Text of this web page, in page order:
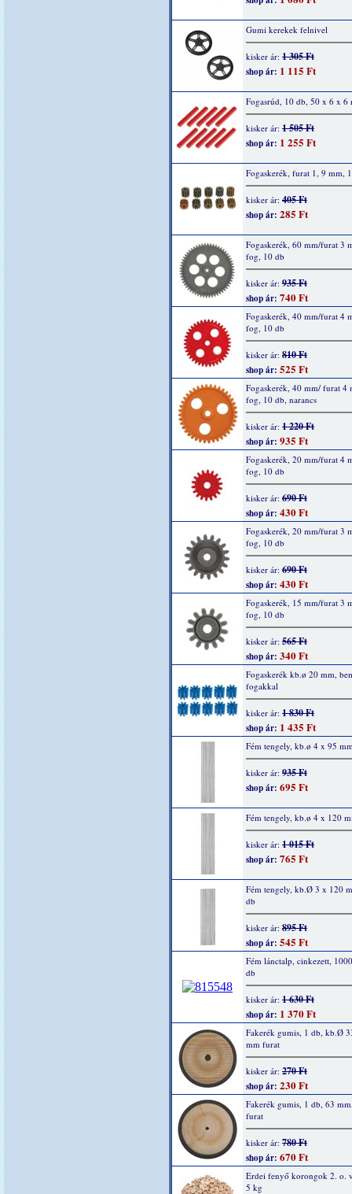
Gumi kerekek felnivel
kisker ár: 1 305 Ft
shop ár: 1 115 Ft
Fogasrúd, 10 db, 50 x 6 x 6
kisker ár: 1 505 Ft
shop ár: 1 255 Ft
Fogaskerék, furat 1, 9 mm,
kisker ár: 405 Ft
shop ár: 285 Ft
Fogaskerék, 60 mm/furat 3
fog, 10 db
kisker ár: 935 Ft
shop ár: 740 Ft
Fogaskerék, 40 mm/furat 4
fog, 10 db
kisker ár: 810 Ft
shop ár: 525 Ft
Fogaskerék, 40 mm/ furat 4
fog, 10 db, narancs
kisker ár: 1 220 Ft
shop ár: 935 Ft
Fogaskerék, 20 mm/furat 4
fog, 10 db
kisker ár: 690 Ft
shop ár: 430 Ft
Fogaskerék, 20 mm/furat 3
fog, 10 db
kisker ár: 690 Ft
shop ár: 430 Ft
Fogaskerék, 15 mm/furat 3
fog, 10 db
kisker ár: 565 Ft
shop ár: 340 Ft
Fogaskerék kb.ø 20 mm,
fogakkal
kisker ár: 1 830 Ft
shop ár: 1 435 Ft
Fém tengely, kb.ø 4 x 95
kisker ár: 935 Ft
shop ár: 695 Ft
Fém tengely, kb.ø 4 x 120
kisker ár: 1 015 Ft
shop ár: 765 Ft
Fém tengely, kb.Ø 3 x 120
db
kisker ár: 895 Ft
shop ár: 545 Ft
Fém lánctalp, cinkezett,
db
kisker ár: 1 630 Ft
shop ár: 1 370 Ft
Fakerék gumis, 1 db, kb.Ø
mm furat
kisker ár: 270 Ft
shop ár: 230 Ft
Fakerék gumis, 1 db, 63
furat
kisker ár: 780 Ft
shop ár: 670 Ft
Erdei fenyő korongok 2. o.
5 kg